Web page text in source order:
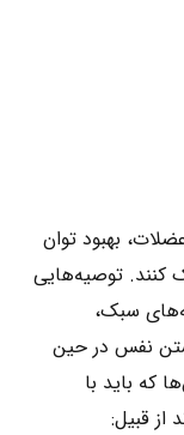
بهبود توان
کنند. توصیه‌هایی
سبک،
نفس در حین
که باید با
قبیل: